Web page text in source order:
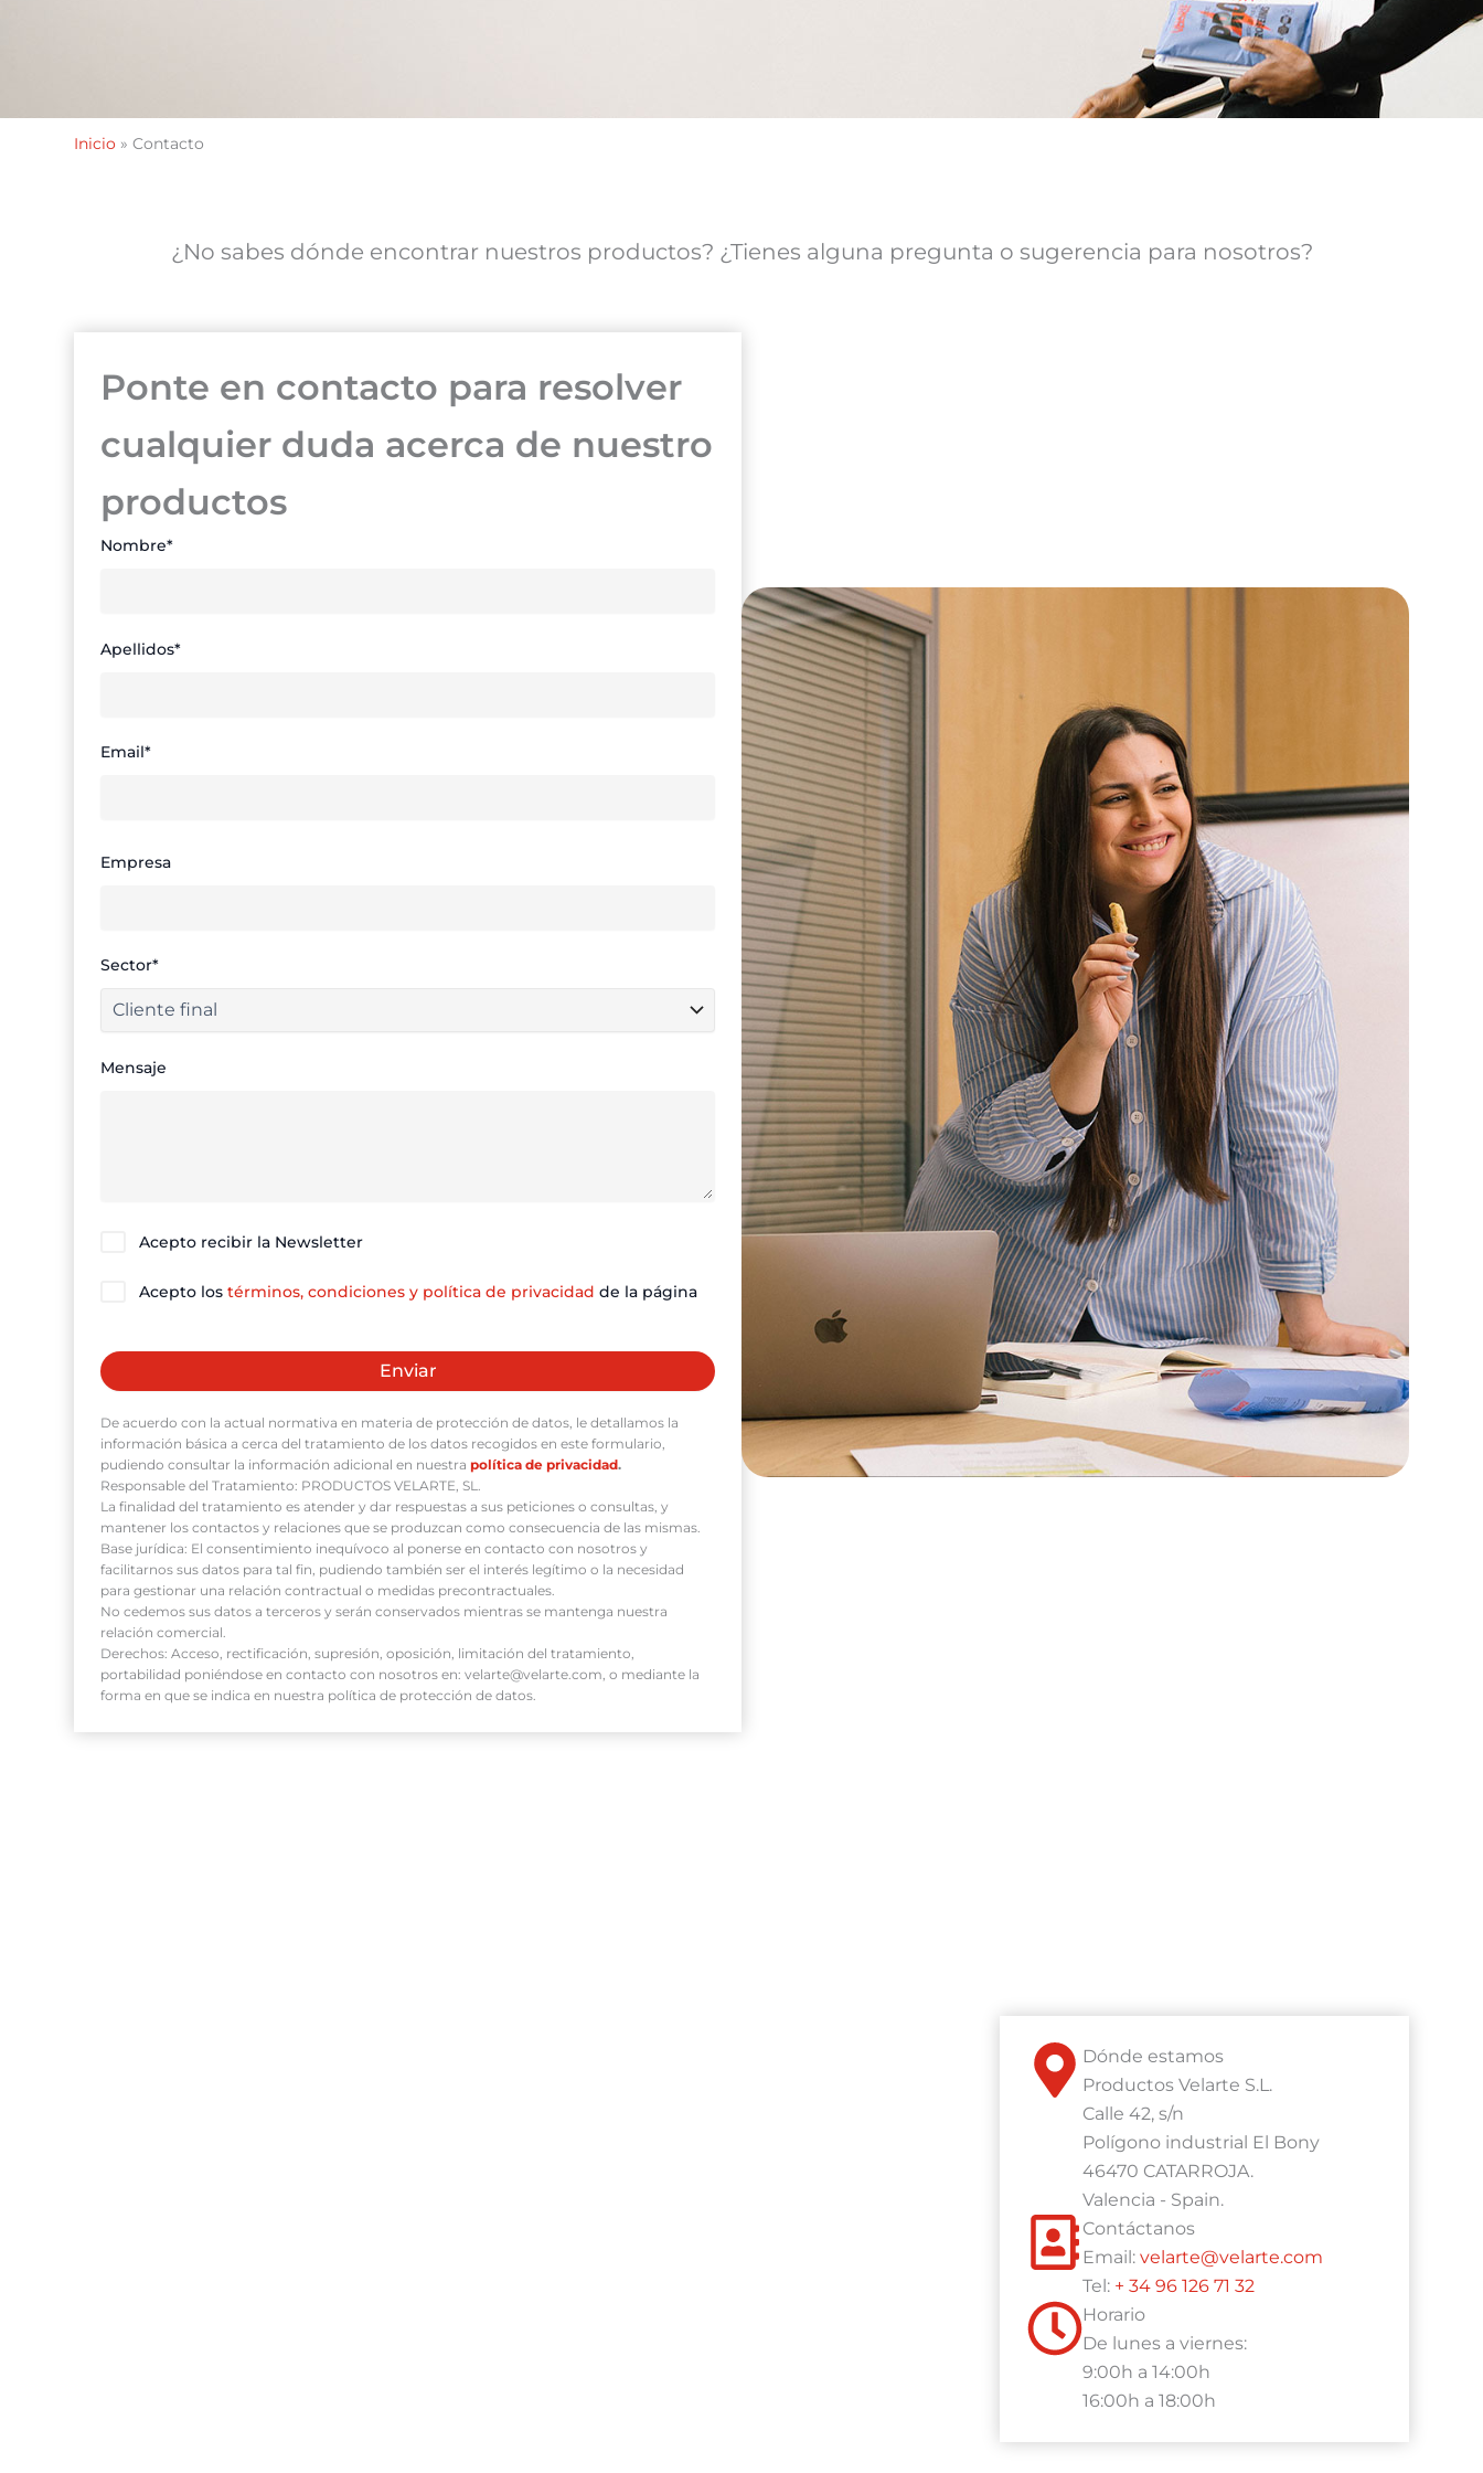
Inicio »Contacto
¿No sabes dónde encontrar nuestros productos? ¿Tienes alguna pregunta o sugerencia para nosotros?
Ponte en contacto para resolver
cualquier duda acerca de nuestro
productos
Nombre*
Apellidos*
Email*
Empresa
Sector*
Mensaje
Acepto recibir la Newsletter
Acepto los términos, condiciones y política de privacidad de la página
f
a
v
o
r
,
d
e
j
a
De acuerdo con la actual normativa en materia de protección de datos, le detallamos la
información básica a cerca del tratamiento de los datos recogidos en este formulario,
pudiendo consultar la información adicional en nuestrapolítica de privacidad.
Responsable del Tratamiento: PRODUCTOS VELARTE, SL.
La finalidad del tratamiento es atender y dar respuestas a sus peticiones o consultas, y
mantener los contactos y relaciones que se produzcan como consecuencia de las mismas.
Base jurídica: El consentimiento inequívoco al ponerse en contacto con nosotros y
facilitarnos sus datos para tal fin, pudiendo también ser el interés legítimo o la necesidad
para gestionar una relación contractual o medidas precontractuales.
No cedemos sus datos a terceros y serán conservados mientras se mantenga nuestra
relación comercial.
Derechos: Acceso, rectificación, supresión, oposición, limitación del tratamiento,
portabilidad poniéndose en contacto con nosotros en: velarte@velarte.com, o mediante la
forma en que se indica en nuestra política de protección de datos.
Dónde estamos
Productos Velarte S.L.
Calle 42, s/n
Polígono industrial El Bony
46470 CATARROJA.
Valencia - Spain.
Contáctanos
Email: velarte@velarte.com
Tel: + 34 96 126 71 32
Horario
De lunes a viernes:
9:00h a 14:00h
16:00h a 18:00h